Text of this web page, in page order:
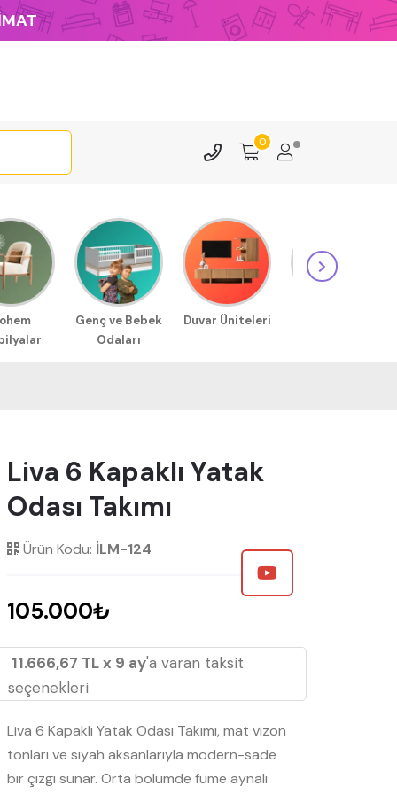
0
Genç ve Bebek
Odaları
Duvar Üniteleri
Liva 6 Kapaklı Yatak
Odası Takımı
Ürün Kodu: İLM-124
105.000₺
11.666,67 TL x 9 ay'a varan taksit
seçenekleri
Liva 6 Kapaklı Yatak Odası Takımı, mat vizon
tonları ve siyah aksanlarıyla modern-sade
bir çizgi sunar. Orta bölümde füme aynalı